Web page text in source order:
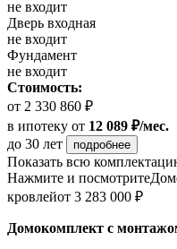
не входит
Дверь входная
не входит
Фундамент
не входит
Стоимость:
от 2 330 860 ₽
в ипотеку от 12 089 ₽/мес.
до 30 лет
подробнее
Показать всю
Нажмите и посмотрите
кровлейот 3 283 000 ₽
Домокомплект с